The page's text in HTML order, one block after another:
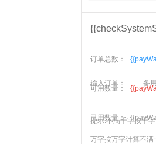
订单总数：
可用数量：
已用数量：
输入订单： 备
提示:不满千字按千
万字按万字计算不满